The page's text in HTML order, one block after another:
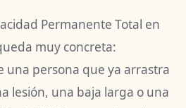
Permanente Total en
muy concreta:
una persona que ya arrastra
lesión, una baja larga o una